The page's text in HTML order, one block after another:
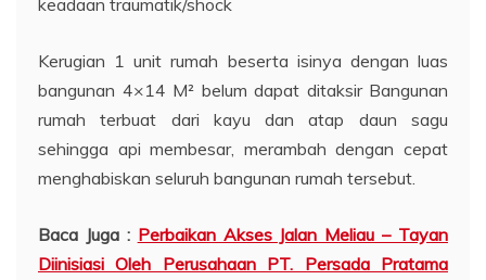
Kerugian 1 unit rumah beserta isinya dengan luas
bangunan 4×14 M² belum dapat ditaksir Bangunan
rumah terbuat dari kayu dan atap daun sagu
sehingga api membesar, merambah dengan cepat
menghabiskan seluruh bangunan rumah tersebut.
Baca Juga : Perbaikan Akses Jalan Meliau – Tayan
Diinisiasi Oleh Perusahaan PT. Persada Pratama